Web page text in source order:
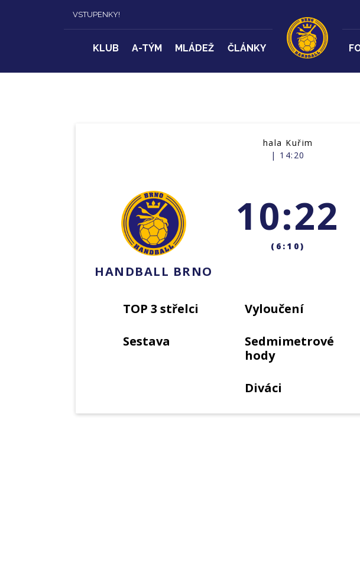
VSTUPENKY!
KLUB A-TÝM MLÁDEŽ ČLÁNKY
hala Kuřim
| 14:20
HANDBALL BRNO
10:22
(6:10)
TOP 3 střelci
Sestava
Vyloučení
Sedmimetrové
hody
Diváci